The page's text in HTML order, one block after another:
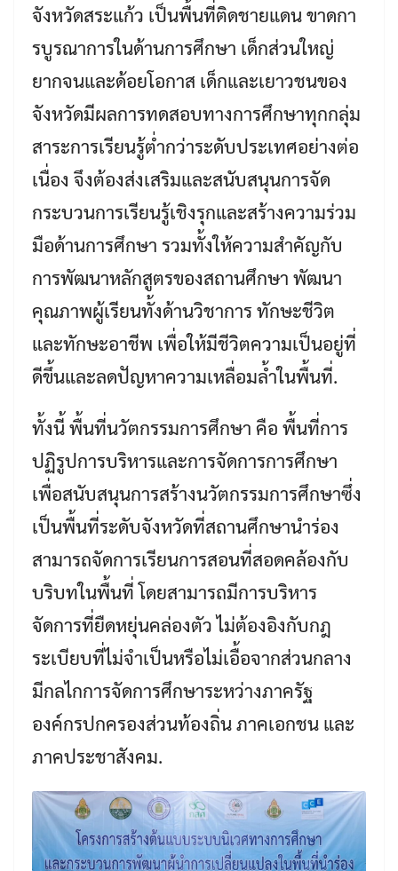
Search
จังหวัดสระแก้ว เป็นพื้นที่ติดชายแดน ขาดกา
รบูรณาการในด้านการศึกษา เด็กส่วนใหญ่
ยากจนและด้อยโอกาส เด็กและเยาวชนของ
จังหวัดมีผลการทดสอบทางการศึกษาทุกกลุ่ม
สาระการเรียนรู้ต่ำกว่าระดับประเทศอย่างต่อ
เนื่อง จึงต้องส่งเสริมและสนับสนุนการจัด
กระบวนการเรียนรู้เชิงรุกและสร้างความร่วม
มือด้านการศึกษา รวมทั้งให้ความสำคัญกับ
การพัฒนาหลักสูตรของสถานศึกษา พัฒนา
คุณภาพผู้เรียนทั้งด้านวิชาการ ทักษะชีวิต
และทักษะอาชีพ เพื่อให้มีชีวิตความเป็นอยู่ที่
ดีขึ้นและลดปัญหาความเหลื่อมล้ำในพื้นที่.
ทั้งนี้ พื้นที่นวัตกรรมการศึกษา คือ พื้นที่การ
ปฏิรูปการบริหารและการจัดการการศึกษา
เพื่อสนับสนุนการสร้างนวัตกรรมการศึกษาซึ่ง
เป็นพื้นที่ระดับจังหวัดที่สถานศึกษานำร่อง
สามารถจัดการเรียนการสอนที่สอดคล้องกับ
บริบทในพื้นที่ โดยสามารถมีการบริหาร
จัดการที่ยืดหยุ่นคล่องตัว ไม่ต้องอิงกับกฎ
ระเบียบที่ไม่จำเป็นหรือไม่เอื้อจากส่วนกลาง
มีกลไกการจัดการศึกษาระหว่างภาครัฐ
องค์กรปกครองส่วนท้องถิ่น ภาคเอกชน และ
ภาคประชาสังคม.